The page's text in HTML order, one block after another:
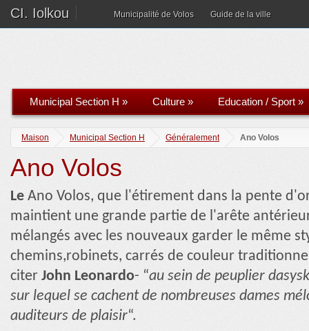
CI. Iolkou Municipalité de Volos Guide de la ville
Municipal Section H » Culture » Education / Sport »
Maison Municipal Section H Généralement Ano Volos
Ano Volos
Le Ano Volos, que l'étirement dans la pente
maintient une grande partie de l'arête
mélangés avec les nouveaux garder le même
chemins,robinets, carrés de couleur
citer John Leonardo- “au sein de peuplier
sur lequel se cachent de nombreuses dames
auditeurs de plaisir“.